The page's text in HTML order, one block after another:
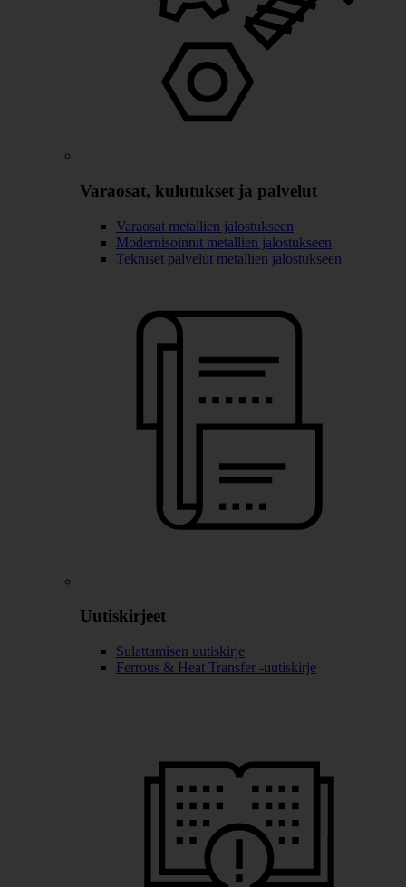
Varaosat, kulutukset ja palvelut
Varaosat metallien jalostukseen
Modernisoinnit metallien jalostukseen
Tekniset palvelut metallien jalostukseen
Uutiskirjeet
Sulattamisen uutiskirje
Ferrous & Heat Transfer -uutiskirje